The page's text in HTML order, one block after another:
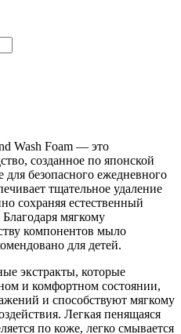
Wash Foam — это
созданное по японской
для безопасного ежедневного
тщательное удаление
сохраняя естественный
мягкому
компонентов мыло
для детей.
экстракты, которые
и комфортном состоянии,
и способствуют мягкому
Легкая пенящаяся
по коже, легко смывается